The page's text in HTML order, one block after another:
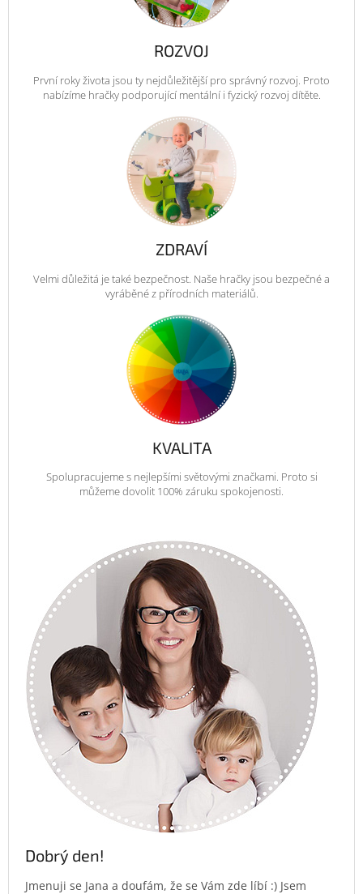
ROZVOJ
První roky života jsou ty nejdůležitější pro správný rozvoj. Proto
nabízíme hračky podporující mentální i fyzický rozvoj dítěte.
ZDRAVÍ
Velmi důležitá je také bezpečnost. Naše hračky jsou bezpečné a
vyráběné z přírodních materiálů.
KVALITA
Spolupracujeme s nejlepšími světovými značkami. Proto si
můžeme dovolit 100% záruku spokojenosti.
Dobrý den!
Jmenuji se Jana a doufám, že se Vám zde líbí :) Jsem